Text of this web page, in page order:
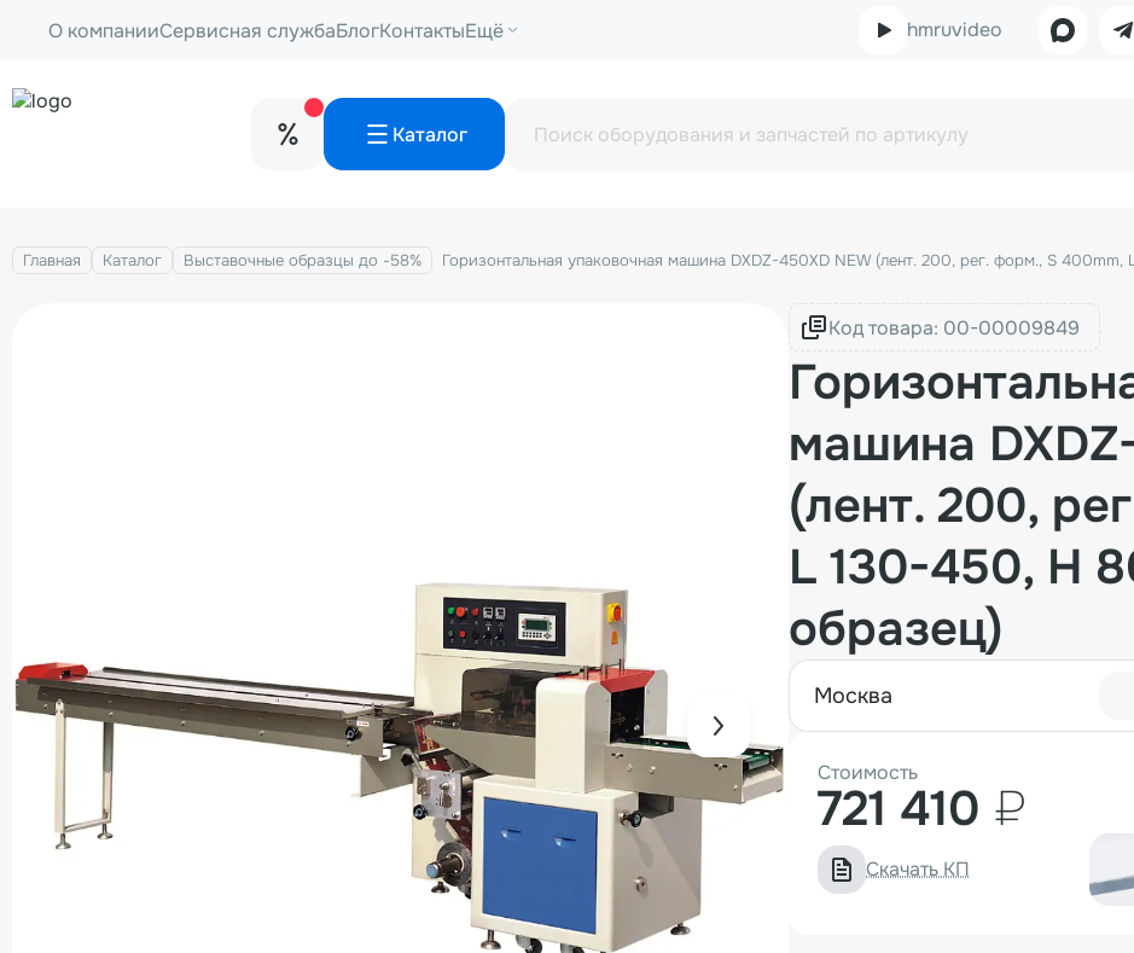
О компанииСервисная службаБлогКонтактыЕщё hmruvideo
Каталог
Главная Каталог Выставочные образцы до -58% Горизонтальная упаковочная машина DXDZ-450XD NEW (лент. 200, рег. форм., S
Код товара:
машина
(лент. 200,
L 130-450, H
образец)
москва
Стоимость
721 410 ₽
Скачать КП